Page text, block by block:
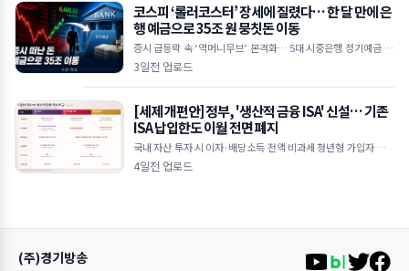
코스피 ‘롤러코스터’ 장세에 질렸다… 한 달 만에 은
행 예금으로 35조 원 뭉칫돈 이동
증시 급등락 속 ‘역머니무브’ 본격화… 5대 시중은행 정기예금 35
조 원 급증 한국은행 기준금리 인상 여파, 연 3%대 예금 금리 매력
3일전 업로드
[세제 개편안] 정부, '생산적 금융 ISA' 신설… 기존
ISA 납입한도 이월 전면 폐지
국내 자산 투자 시 이자·배당소득 전액 비과세 청년형 가입자 납입
액 10% 추가 소득공제 기존 일반 ISA는 납입한도 이월 폐지 및 최
4일전 업로드
(주)경기방송